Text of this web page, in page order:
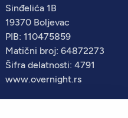
Sinđelića 1B
19370 Boljevac
PIB: 110475859
Matični broj: 64872273
Šifra delatnosti: 4791
www.overnight.rs